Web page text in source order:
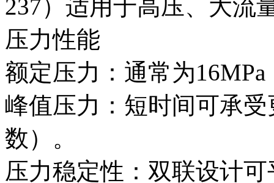
237）适用于高压、大流
压力性能
额定压力：通常为
峰值压力：短时间可承
数）。
压力稳定性：双联设计